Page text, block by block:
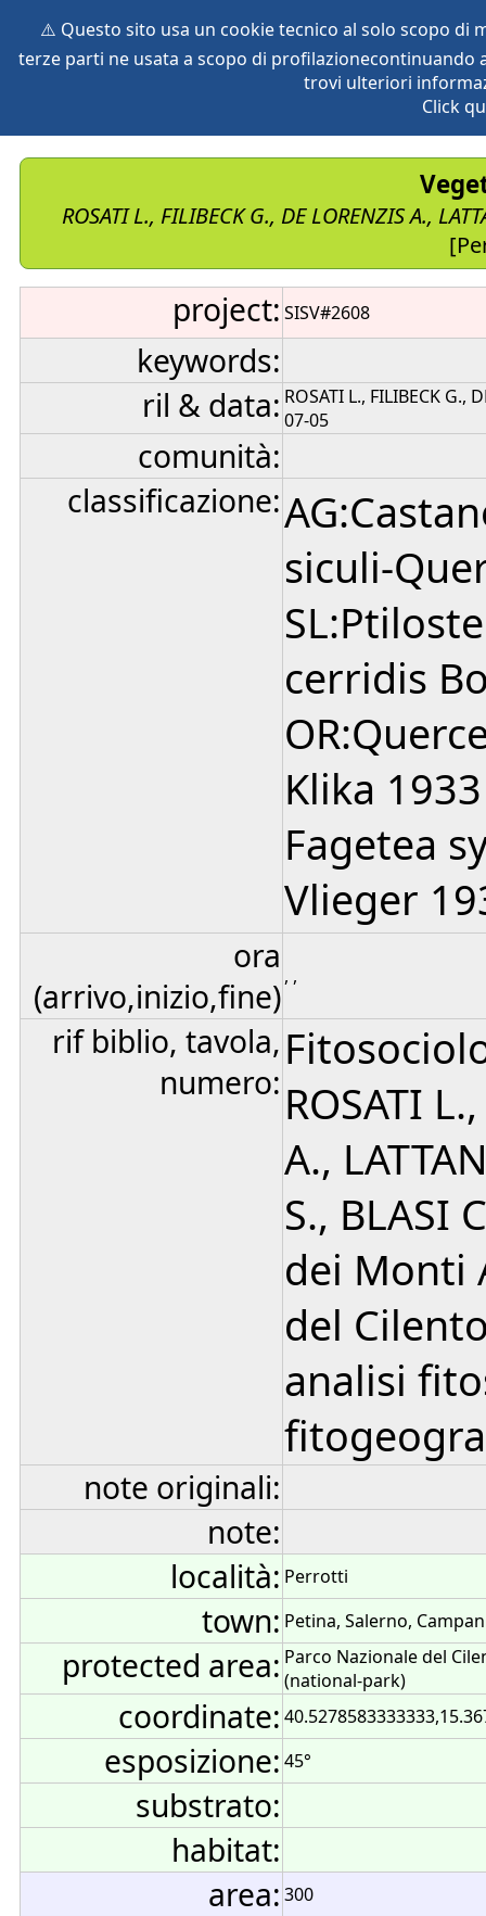
⚠️ Questo sito usa un cookie tecnico al solo scopo di
terze parti ne usata a scopo di
trovi ulteriori
Click
vegetation global db
ROSATI L., FILIBECK G., DE LORENZIS A.,
project: SISV#2608
keywords:
ril & data: ROSATI L., FILIBECK G.,
07-05
comunità:
classificazione:
siculi-
cerridis
Klika
Fagetea
Vlieger
ora
(arrivo,inizio,fine), ,
rif biblio, tavola,
numero: ROSATI
A.,
S., BLASI
dei Monti
del
analisi
note originali:
note:
località: Perrotti
town: Petina, Salerno,
protected area: Parco Nazionale del
(national-park)
coordinate:
esposizione: 45°
substrato:
habitat:
area: 300